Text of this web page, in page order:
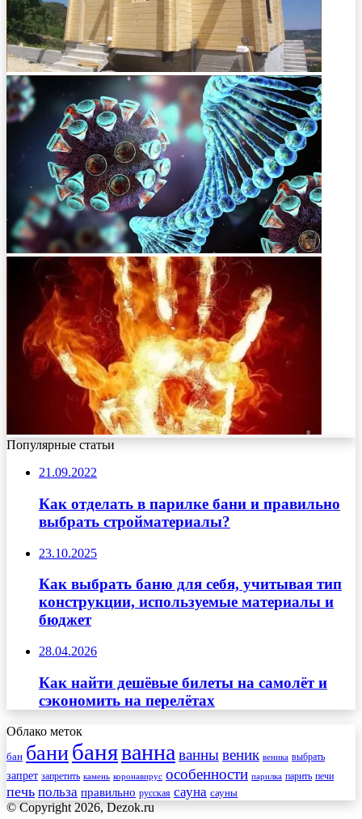
Популярные статьи
21.09.2022
Как отделать в парилке бани и правильно
выбрать стройматериалы?
23.10.2025
Как выбрать баню для себя, учитывая тип
конструкции, используемые материалы и
бюджет
28.04.2026
Как найти дешёвые билеты на самолёт и
сэкономить на перелётах
Облако меток
бан банибаняваннаваннывеник веника выбрать
запрет запретить камень коронавирус особенности парилка парить печи
печь польза правильно русская сауна сауны
© Copyright 2026, Dezok.ru